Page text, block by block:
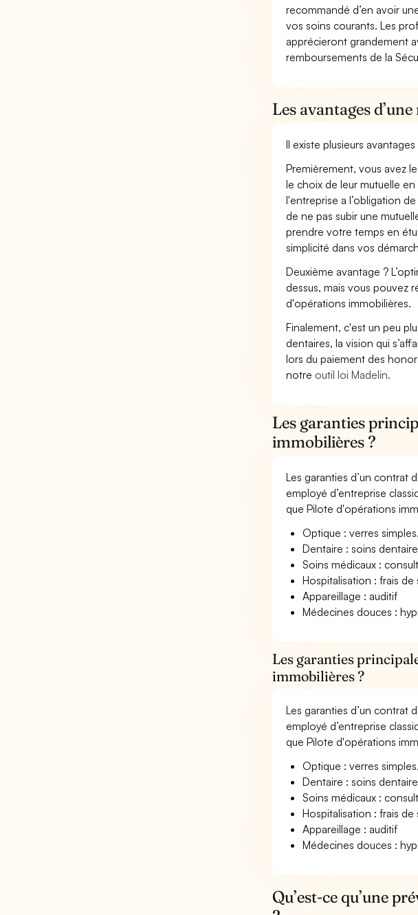
recommandé d’en avoir
vos soins courants. Les
apprécieront grandement
remboursements de la
Les avantages
Il existe plusieurs
Premièrement, vous avez
le choix de leur mutuelle
l'entreprise a l’obligation
de ne pas subir une
prendre votre temps en
simplicité dans vos
Deuxième avantage ?
dessus, mais vous pouvez
d'opérations immobilières.
Finalement, c'est un peu
dentaires, la vision qui
lors du paiement des
notre outil loi Madelin.
Les garanties
immobilières ?
Les garanties d’un contrat
employé d’entreprise
que Pilote d'opérations
Optique : verres
Dentaire : soins
Soins médicaux :
Hospitalisation : frais
Appareillage : auditif
Médecines douces :
Les garanties
immobilières ?
Les garanties d’un contrat
employé d’entreprise
que Pilote d'opérations
Optique : verres
Dentaire : soins
Soins médicaux :
Hospitalisation : frais
Appareillage : auditif
Médecines douces :
Qu’est-ce qu’une